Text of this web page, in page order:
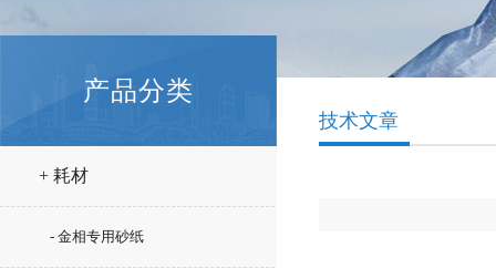
产品分类
+ 耗材
- 金相专用砂纸
技术文章